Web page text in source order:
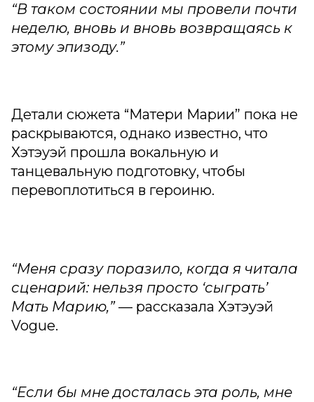
“В таком состоянии мы провели почти
неделю, вновь и вновь возвращаясь к
этому эпизоду.”
Детали сюжета “Матери Марии” пока не
раскрываются, однако известно, что
Хэтэуэй прошла вокальную и
танцевальную подготовку, чтобы
перевоплотиться в героиню.
“Меня сразу поразило, когда я читала
сценарий: нельзя просто ‘сыграть’
Мать Марию,”— рассказала Хэтэуэй
Vogue.
“Если бы мне досталась эта роль, мне